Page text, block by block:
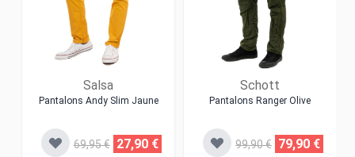
Salsa
Pantalons Andy Slim Jaune
69,95 € 27,90 €
Schott
Pantalons Ranger Olive
99,90 € 79,90 €